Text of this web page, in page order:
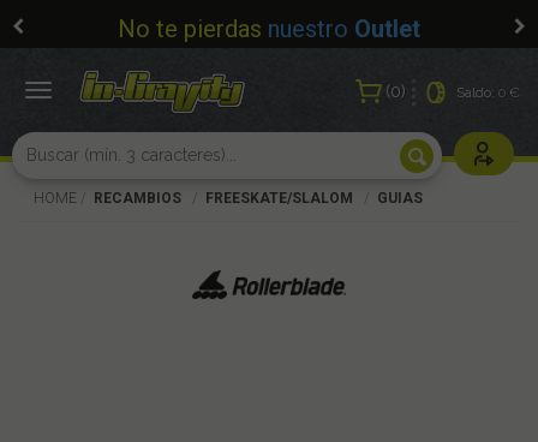
No te pierdas nuestro Outlet
0 Saldo:0 €
Usuarios
Toggle
HOME RECAMBIOS FREESKATE/SLALOM GUIAS